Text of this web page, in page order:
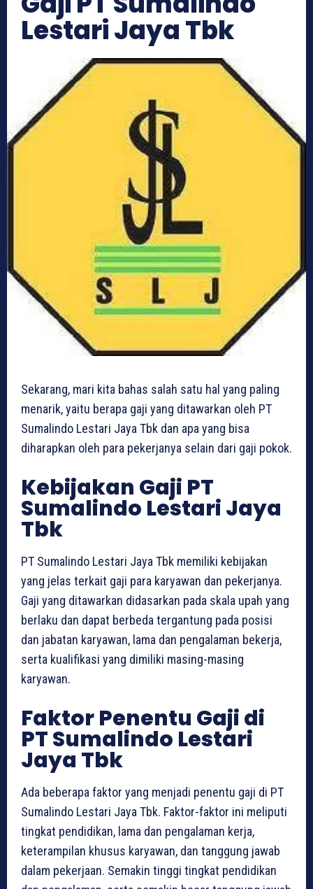
Lestari Jaya Tbk
Sekarang, mari kita bahas salah satu hal yang paling
menarik, yaitu berapa gaji yang ditawarkan oleh PT
Sumalindo Lestari Jaya Tbk dan apa yang bisa
diharapkan oleh para pekerjanya selain dari gaji pokok.
Kebijakan Gaji PT
Sumalindo Lestari Jaya
Tbk
PT Sumalindo Lestari Jaya Tbk memiliki kebijakan
yang jelas terkait gaji para karyawan dan pekerjanya.
Gaji yang ditawarkan didasarkan pada skala upah yang
berlaku dan dapat berbeda tergantung pada posisi
dan jabatan karyawan, lama dan pengalaman bekerja,
serta kualifikasi yang dimiliki masing-masing
karyawan.
Faktor Penentu Gaji di
PT Sumalindo Lestari
Jaya Tbk
Ada beberapa faktor yang menjadi penentu gaji di PT
Sumalindo Lestari Jaya Tbk. Faktor-faktor ini meliputi
tingkat pendidikan, lama dan pengalaman kerja,
keterampilan khusus karyawan, dan tanggung jawab
dalam pekerjaan. Semakin tinggi tingkat pendidikan